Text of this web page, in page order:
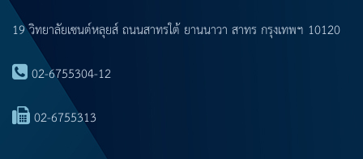
19 วิทยาลัยเซนต์หลุยส์ ถนนสาทรใต้ ยานนาวา สาทร กรุงเทพฯ 10120
02-6755304-12
02-6755313